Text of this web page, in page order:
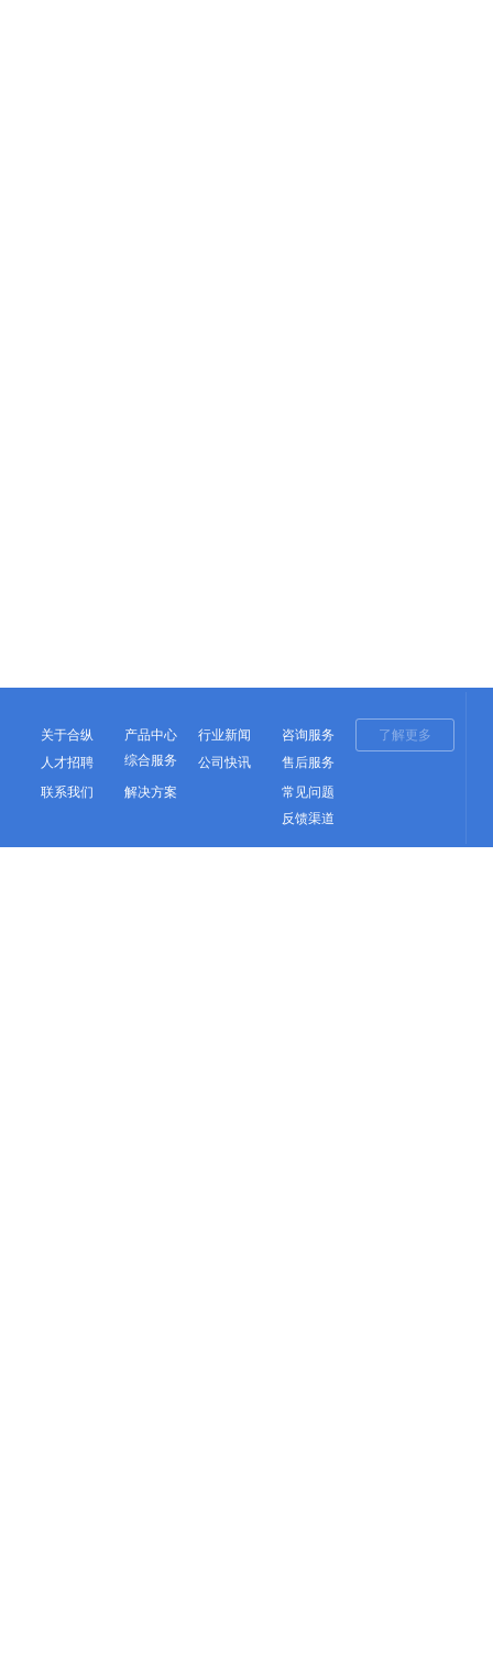
解决方案
咨询服务
关于合纵 了解更多
联系我们
产品中心
人才招聘
综合服务
行业新闻
公司快讯
反馈渠道
常见问题
售后服务